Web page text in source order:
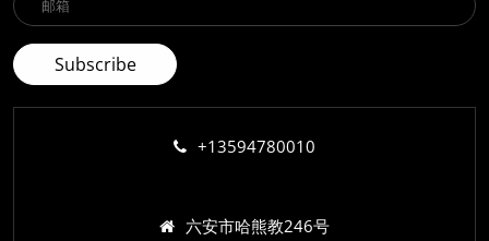
+13594780010
六安市哈熊教246号